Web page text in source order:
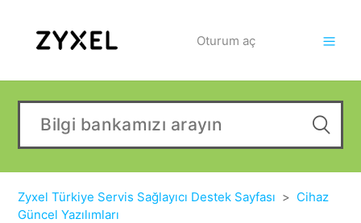
Oturum aç
Zyxel Türkiye Servis Sağlayıcı Destek Sayfası
Cihaz
Güncel Yazılımları